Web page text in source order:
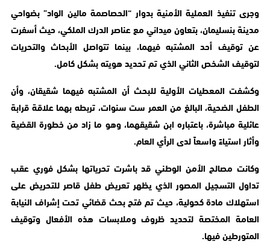
وجرى تنفيذ العملية الأمنية بدوار “الحصاصمة مالين الواد” بضواحي
مدينة بنسليمان، بتعاون ميداني مع عناصر الدرك الملكي، حيث أسفرت
عن توقيف أحد المشتبه فيهما، بينما تتواصل الأبحاث والتحريات
لتوقيف الشخص الثاني الذي تم تحديد هويته بشكل كامل.
وكشفت المعطيات الأولية للبحث أن المشتبه فيهما شقيقان، وأن
الطفل الضحية، البالغ من العمر ست سنوات، تربطه بهما علاقة قرابة
عائلية مباشرة، باعتباره ابن شقيقهما، وهو ما زاد من خطورة القضية
وأثار استياءً واسعاً لدى الرأي العام.
وكانت مصالح الأمن الوطني قد باشرت تحرياتها بشكل فوري عقب
تداول التسجيل المصور الذي يظهر تعريض طفل قاصر للتحريض على
استهلاك مادة كحولية، حيث تم فتح بحث قضائي تحت إشراف النيابة
العامة المختصة لتحديد ظروف وملابسات هذه الأفعال وتوقيف
المتورطين فيها.